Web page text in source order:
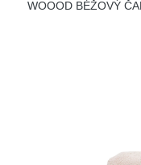
WOOOD BÉŽOVÝ